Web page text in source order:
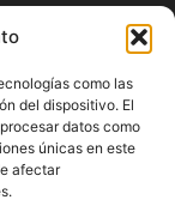
como las
del dispositivo. El
datos como
únicas en este
afectar
mantenerte
sobre la
donde podrás
sobre